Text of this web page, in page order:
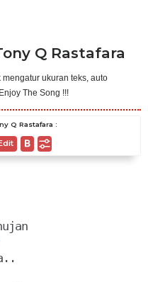
Q Rastafara
ukuran teks, auto
The Song !!!
Q Rastafara :